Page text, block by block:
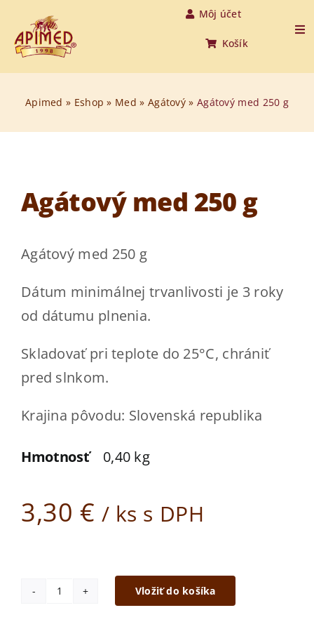
content
Môj účet
Košík
O nás
Kde kúpiť
Kontakt
Apimed » Eshop » Med » Agátový » Agátový med 250 g
Agátový med 250 g
Agátový med 250 g
Dátum minimálnej trvanlivosti je 3 roky
od dátumu plnenia.
Skladovať pri teplote do 25°C, chrániť
pred slnkom.
Krajina pôvodu: Slovenská republika
Hmotnosť 0,40 kg
3,30 € / ks s DPH
množstvo
Vložiť do košíka